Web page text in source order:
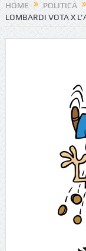
HOME POLITICA
LOMBARDI VOTA X